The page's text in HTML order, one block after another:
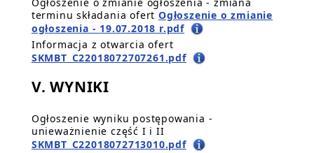
terminu składania ofert Ogłoszenie o zmianie
ogłoszenia - 19.07.2018 r.pdf
Informacja z otwarcia ofert
SKMBT_C22018072707261.pdf
V. WYNIKI
Ogłoszenie wyniku postępowania -
unieważnienie część I i II
SKMBT_C22018072713010.pdf